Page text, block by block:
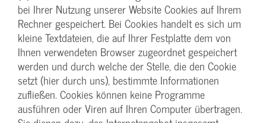
bei Ihrer Nutzung unserer Website Cookies auf Ihrem
Rechner gespeichert. Bei Cookies handelt es sich um
kleine Textdateien, die auf Ihrer Festplatte dem von
Ihnen verwendeten Browser zugeordnet gespeichert
werden und durch welche der Stelle, die den Cookie
setzt (hier durch uns), bestimmte Informationen
zufließen. Cookies können keine Programme
ausführen oder Viren auf Ihren Computer übertragen.